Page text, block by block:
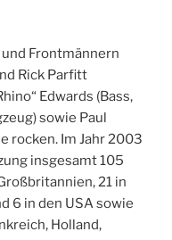
Frontmännern
Rick Parfitt
Edwards (Bass,
sowie Paul
rocken. Im Jahr 2003
insgesamt 105
21 in
6 in den USA sowie
Holland,